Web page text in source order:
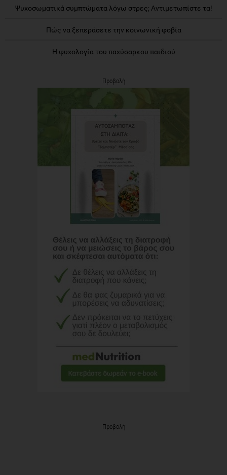
Ψυχοσωματικά συμπτώματα λόγω στρες; Αντιμετωπίστε τα!
Πώς να ξεπεράσετε την κοινωνική φοβία
Η ψυχολογία του παχύσαρκου παιδιού
Προβολή
Προβολή